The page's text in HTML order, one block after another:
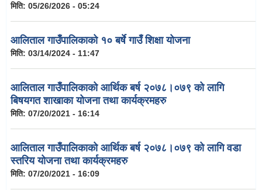
मिति: 05/26/2026 - 05:24
आलिताल गाउँपालिकाको १० बर्षे गाउँ शिक्षा योजना
मिति: 03/14/2024 - 11:47
आलिताल गाउँपालिकाको आर्थिक बर्ष २०७८।०७९ को लागि
बिषयगत शाखाका योजना तथा कार्यक्रमहरु
मिति: 07/20/2021 - 16:14
आलिताल गाउँपालिकाको आर्थिक बर्ष २०७८।०७९ को लागि वडा
स्तरिय योजना तथा कार्यक्रमहरु
मिति: 07/20/2021 - 16:09